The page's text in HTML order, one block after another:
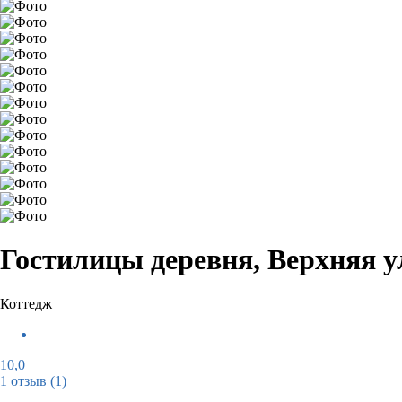
Гостилицы деревня, Верхняя
Коттедж
10,0
1 отзыв (1)